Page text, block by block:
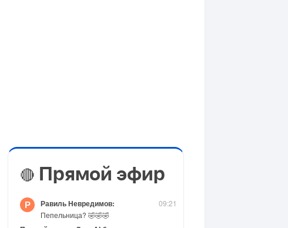
🔴 Прямой эфир
09:21
Р Равиль Невредимов:
Пепельница? 🤣🤣🤣